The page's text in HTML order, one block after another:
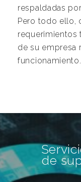
respaldadas
Pero todo ello,
de su empresa
funcionamiento.
de